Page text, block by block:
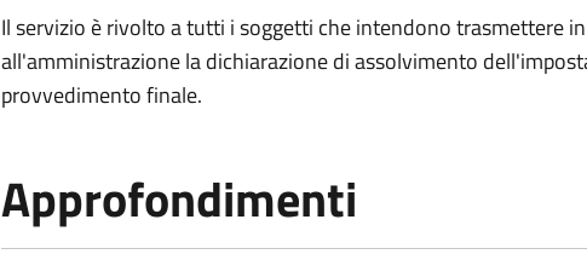
Il servizio è rivolto a tutti i soggetti che intendono trasmettere
all'amministrazione la dichiarazione di assolvimento
provvedimento finale.
Approfondimenti